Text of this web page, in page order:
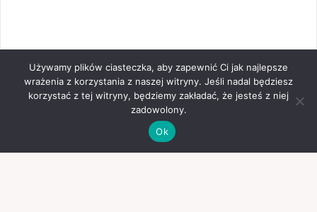
Używamy plików ciasteczka, aby zapewnić Ci jak najlepsze
wrażenia z korzystania z naszej witryny. Jeśli nadal będziesz
korzystać z tej witryny, będziemy zakładać, że jesteś z niej
zadowolony.
Ok